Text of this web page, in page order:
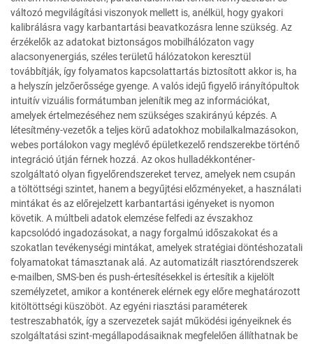
változó megvilágítási viszonyok mellett is, anélkül, hogy gyakori
kalibrálásra vagy karbantartási beavatkozásra lenne szükség. Az
érzékelők az adatokat biztonságos mobilhálózaton vagy
alacsonyenergiás, széles területű hálózatokon keresztül
továbbítják, így folyamatos kapcsolattartás biztosított akkor is, ha
a helyszín jelzőerőssége gyenge. A valós idejű figyelő irányítópultok
intuitív vizuális formátumban jelenítik meg az információkat,
amelyek értelmezéséhez nem szükséges szakirányú képzés. A
létesítmény-vezetők a teljes körű adatokhoz mobilalkalmazásokon,
webes portálokon vagy meglévő épületkezelő rendszerekbe történő
integráció útján férnek hozzá. Az okos hulladékkonténer-
szolgáltató olyan figyelőrendszereket tervez, amelyek nem csupán
a töltöttségi szintet, hanem a begyűjtési előzményeket, a használati
mintákat és az előrejelzett karbantartási igényeket is nyomon
követik. A múltbeli adatok elemzése felfedi az évszakhoz
kapcsolódó ingadozásokat, a nagy forgalmú időszakokat és a
szokatlan tevékenységi mintákat, amelyek stratégiai döntéshozatali
folyamatokat támasztanak alá. Az automatizált riasztórendszerek
e-mailben, SMS-ben és push-értesítésekkel is értesítik a kijelölt
személyzetet, amikor a konténerek elérnek egy előre meghatározott
kitöltöttségi küszöböt. Az egyéni riasztási paraméterek
testreszabhatók, így a szervezetek saját működési igényeiknek és
szolgáltatási szint-megállapodásaiknak megfelelően állíthatnak be